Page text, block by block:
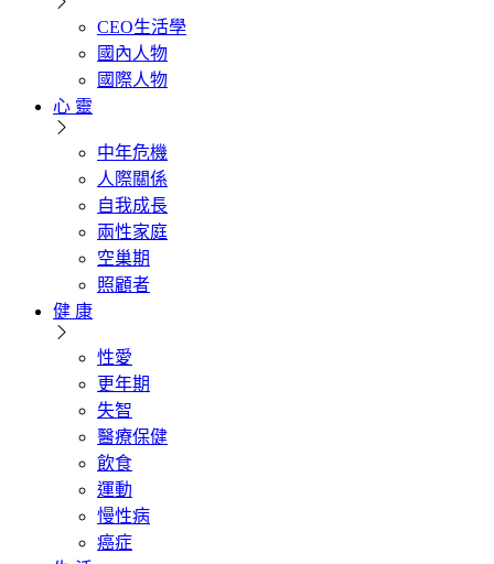
CEO生活學
國內人物
國際人物
心 靈
中年危機
人際關係
自我成長
兩性家庭
空巢期
照顧者
健 康
性愛
更年期
失智
醫療保健
飲食
運動
慢性病
癌症